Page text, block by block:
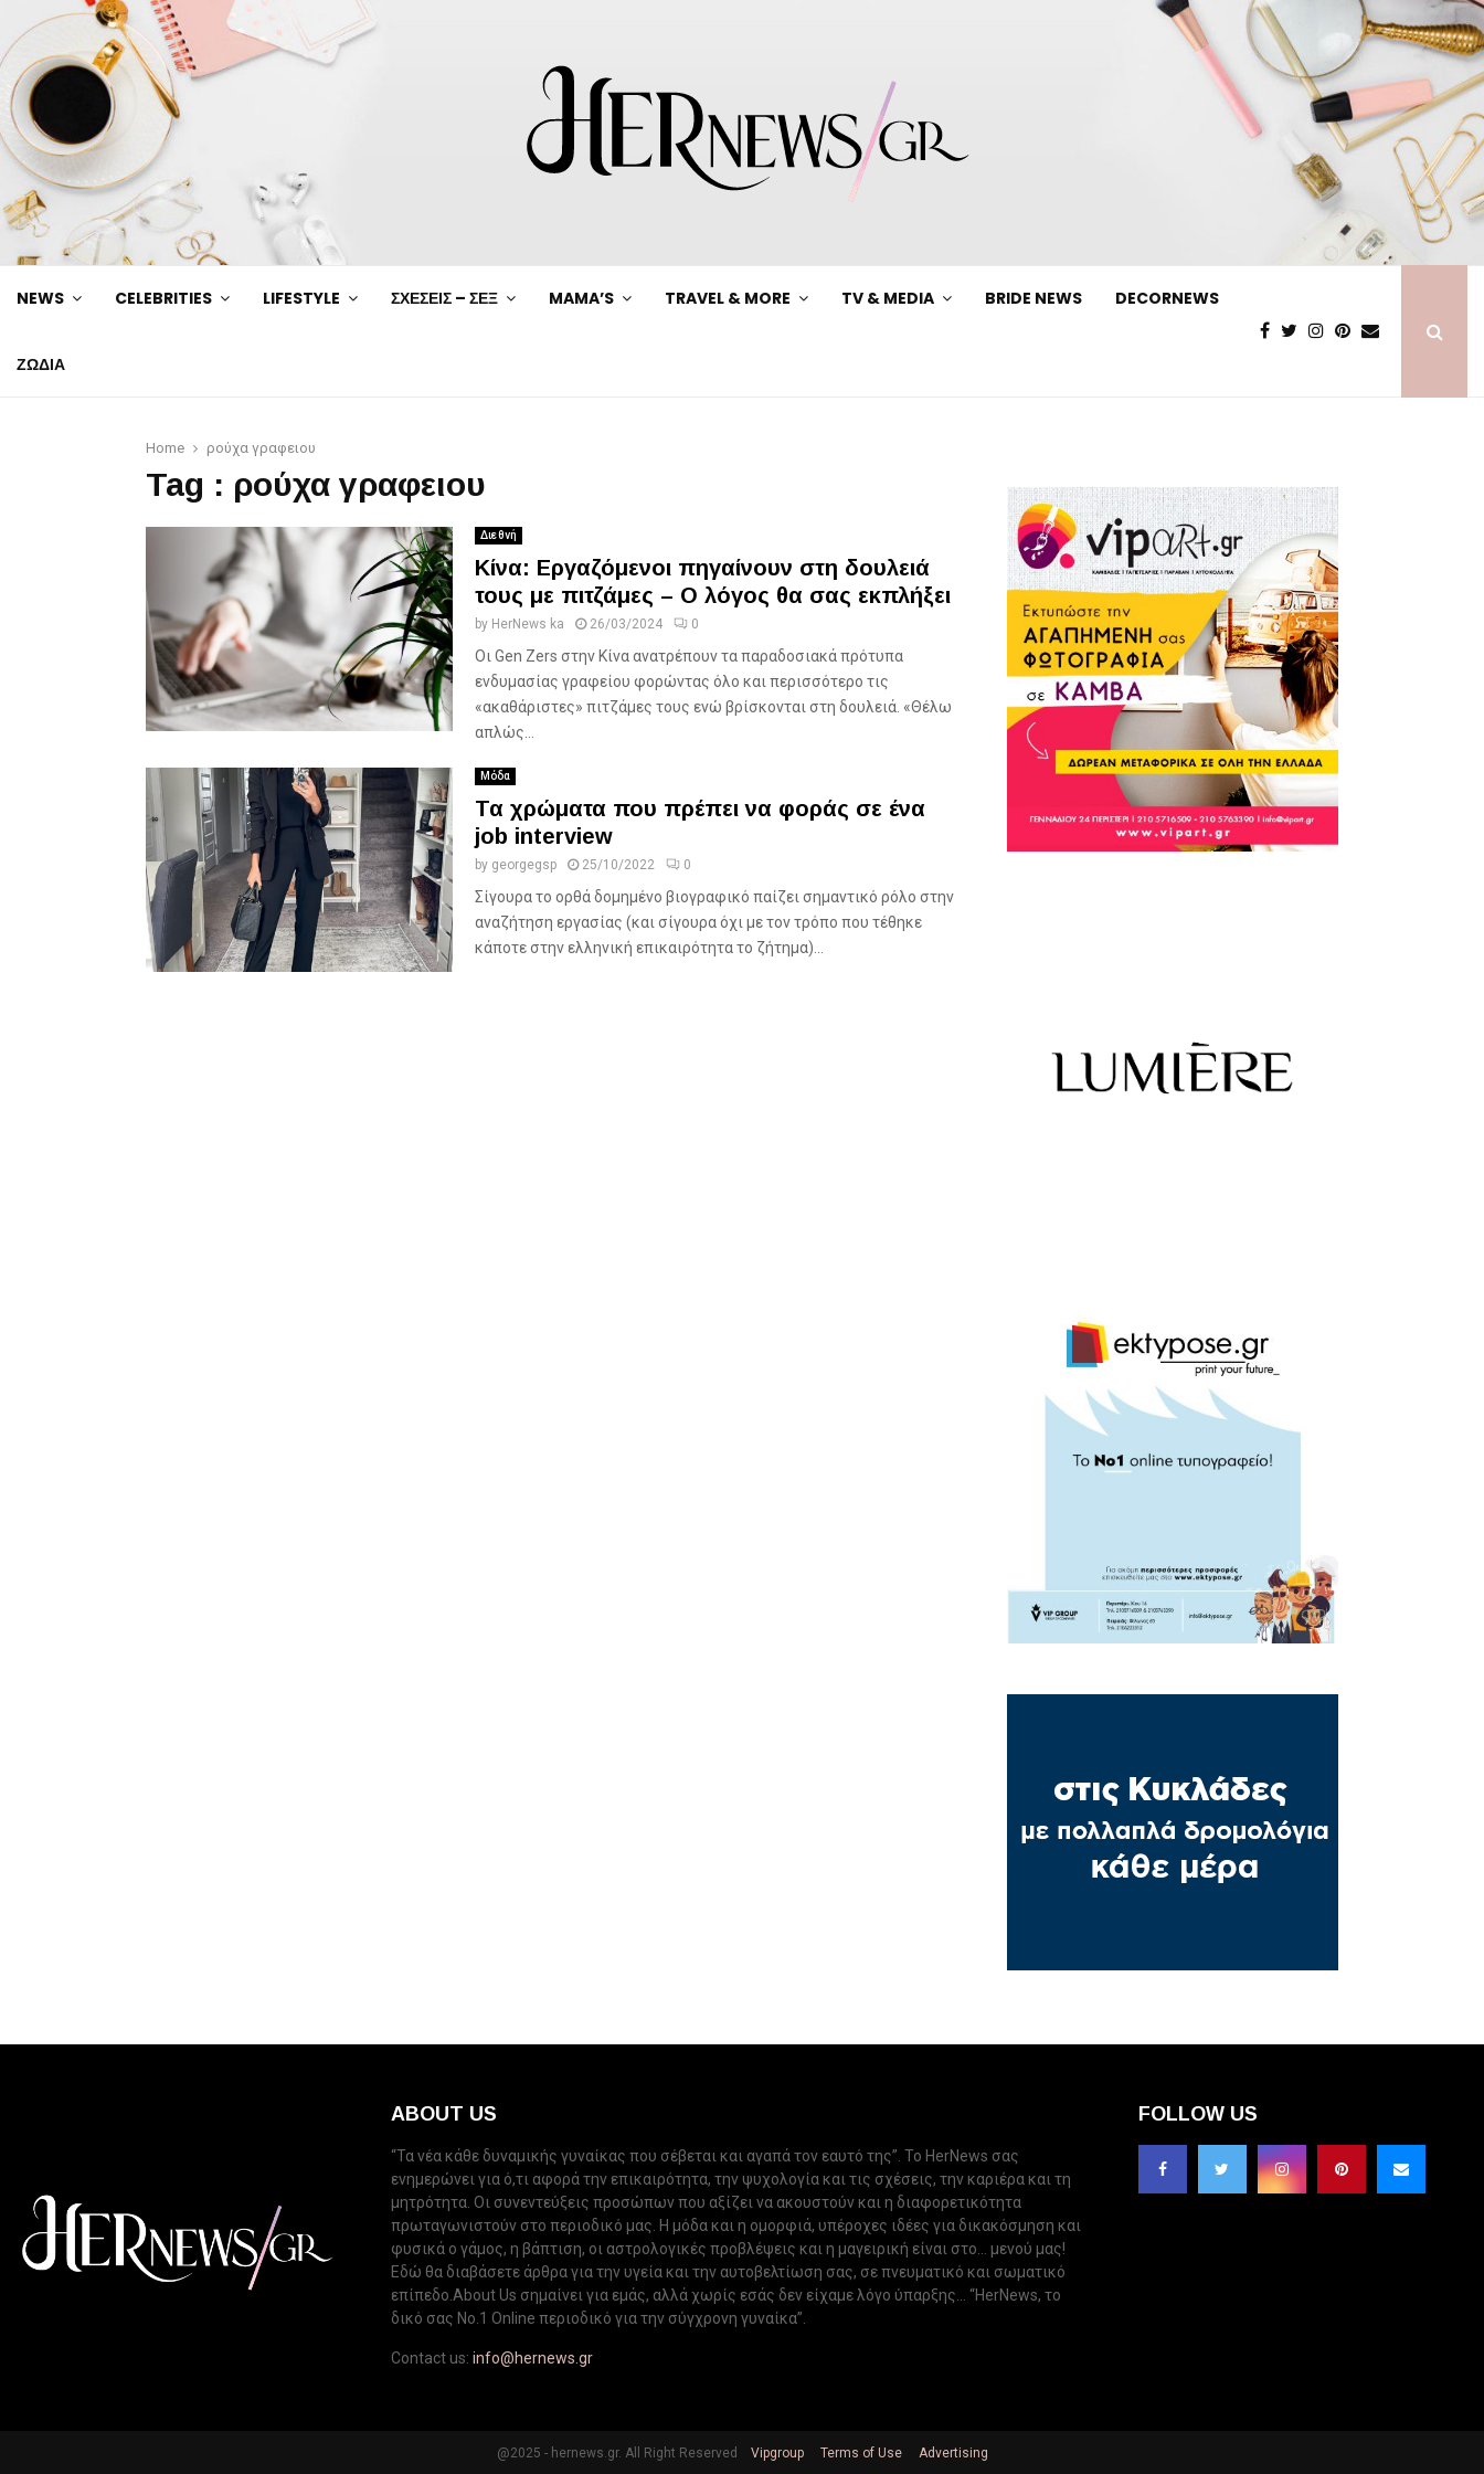
NEWS CELEBRITIES LIFESTYLE ΣΧΕΣΕΙΣ – ΣΕΞ MAMA’S TRAVEL & MORE TV & MEDIA BRIDE NEWS DECORNEWS
ΖΩΔΙΑ
Home ρούχα γραφειου
Tag : ρούχα γραφειου
Διεθνή
Κίνα: Εργαζόμενοι πηγαίνουν στη δουλειά
τους με πιτζάμες – Ο λόγος θα σας εκπλήξει
by HerNews ka 26/03/2024 0
Οι Gen Zers στην Κίνα ανατρέπουν τα παραδοσιακά πρότυπα
ενδυμασίας γραφείου φορώντας όλο και περισσότερο τις
«ακαθάριστες» πιτζάμες τους ενώ βρίσκονται στη δουλειά. «Θέλω
απλώς...
Μόδα
Τα χρώματα που πρέπει να φοράς σε ένα
job interview
by georgegsp 25/10/2022 0
Σίγουρα το ορθά δομημένο βιογραφικό παίζει σημαντικό ρόλο στην
αναζήτηση εργασίας (και σίγουρα όχι με τον τρόπο που τέθηκε
κάποτε στην ελληνική επικαιρότητα το ζήτημα)...
ABOUT US
“Τα νέα κάθε δυναμικής γυναίκας που σέβεται και αγαπά τον εαυτό της”. Το HerNews σας
ενημερώνει για ό,τι αφορά την επικαιρότητα, την ψυχολογία και τις σχέσεις, την καριέρα και τη
μητρότητα. Οι συνεντεύξεις προσώπων που αξίζει να ακουστούν και η διαφορετικότητα
πρωταγωνιστούν στο περιοδικό μας. Η μόδα και η ομορφιά, υπέροχες ιδέες για δικακόσμηση και
φυσικά ο γάμος, η βάπτιση, οι αστρολογικές προβλέψεις και η μαγειρική είναι στο... μενού μας!
Εδώ θα διαβάσετε άρθρα για την υγεία και την αυτοβελτίωση σας, σε πνευματικό και σωματικό
επίπεδο.About Us σημαίνει για εμάς, αλλά χωρίς εσάς δεν είχαμε λόγο ύπαρξης... “HerNews, το
δικό σας Νo.1 Online περιοδικό για την σύγχρονη γυναίκα”.
Contact us: info@hernews.gr
FOLLOW US
@2025 - hernews.gr. All Right Reserved Vipgroup Terms of Use Advertising